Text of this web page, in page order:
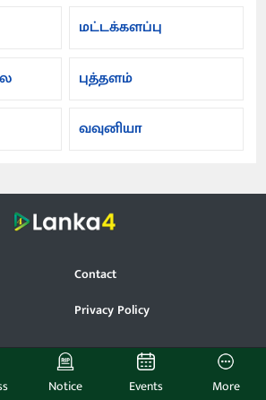
Notice Events More
மட்டக்களப்பு
புத்தளம்
வவுனியா
Contact
Privacy Policy
All Rights Reserved.